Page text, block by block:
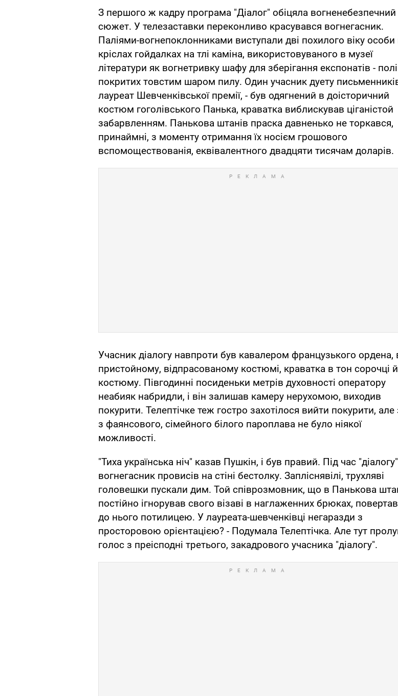
З першого ж кадру програма "Діалог" обіцяла вогненебезпечний
сюжет. У телезаставки переконливо красувався вогнегасник.
Паліями-вогнепоклонниками виступали дві похилого віку особи
кріслах гойдалках на тлі каміна, використовуваного в музеї
літератури як вогнетривку шафу для зберігання експонатів -
покритих товстим шаром пилу. Один учасник дуету
лауреат Шевченківської премії, - був одягнений в доісторичний
костюм гоголівського Панька, краватка виблискував ціганістой
забарвленням. Панькова штанів праска давненько не торкався,
принаймні, з моменту отримання їх носієм грошового
вспомоществованія, еквівалентного двадцяти тисячам доларів.
Учасник діалогу навпроти був кавалером французького ордена,
пристойному, відпрасованому костюмі, краватка в тон сорочці й
костюму. Півгодинні посиденьки метрів духовності оператору
неабияк набридли, і він залишав камеру нерухомою, виходив
покурити. Телептічке теж гостро захотілося вийти покурити, але
з фаянсового, сімейного білого пароплава не було ніякої
можливості.
"Тиха українська ніч" казав Пушкін, і був правий. Під час "діалогу"
вогнегасник провисів на стіні бестолку. Запліснявілі, трухляві
головешки пускали дим. Той співрозмовник, що в Панькова
постійно ігнорував свого візаві в наглаженних брюках,
до нього потилицею. У лауреата-шевченківці негаразди з
просторовою орієнтацією? - Подумала Телептічка. Але тут
голос з преісподні третього, закадрового учасника "діалогу".